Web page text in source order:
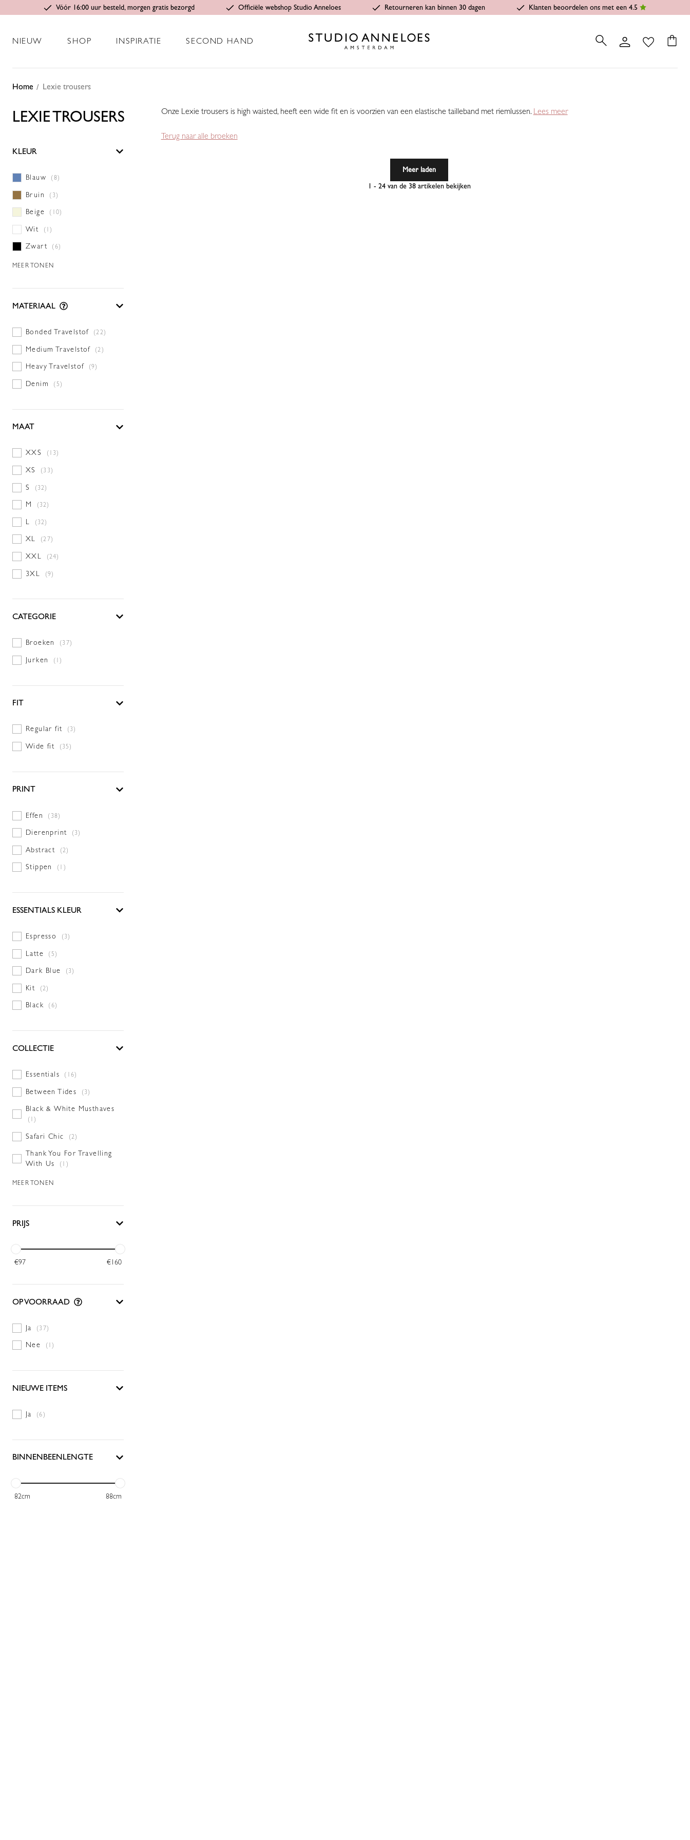
Vóór 16:00 uur besteld, morgen gratis bezorgd Officiële webshop Studio Anneloes Retourneren kan binnen 30 dagen Klanten beoordelen ons met een 4.5
NIEUW SHOP INSPIRATIE SECOND HAND
Home Lexie trousers
LEXIE TROUSERS Onze Lexie trousers is high waisted, heeft een wide fit en is voorzien van een elastische tailleband met riemlussen. Lees meer
Terug naar alle broeken
KLEUR
Blauw (8)
Bruin (3)
Beige (10)
Wit (1)
Zwart (6)
MEER TONEN
MATERIAAL
Bonded Travelstof (22)
Medium Travelstof (2)
Heavy Travelstof (9)
Denim (5)
MAAT
XXS (13)
XS (33)
S (32)
M (32)
L (32)
XL (27)
XXL (24)
3XL (9)
CATEGORIE
Broeken (37)
Jurken (1)
FIT
Regular fit (3)
Wide fit (35)
PRINT
Effen (38)
Dierenprint (3)
Abstract (2)
Stippen (1)
ESSENTIALS KLEUR
Espresso (3)
Latte (5)
Dark Blue (3)
Kit (2)
Black (6)
COLLECTIE
Essentials (16)
Between Tides (3)
Black & White Musthaves
(1)
Safari Chic (2)
Thank You For Travelling
With Us
(1)
MEER TONEN
PRIJS
€97 €160
OP VOORRAAD
Ja (37)
Nee (1)
NIEUWE ITEMS
Ja (6)
BINNENBEENLENGTE
82cm 88cm
Meer laden
1 - 24 van de 38 artikelen bekijken